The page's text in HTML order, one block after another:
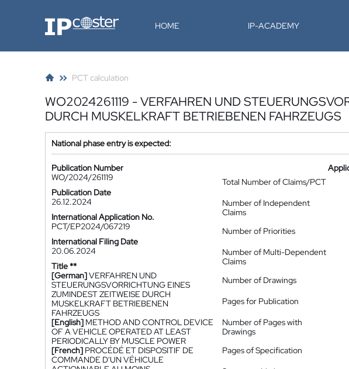
IP-Coster HOME IP-ACADEMY
PCT calculation
WO2024261119 - VERFAHREN UND
DURCH MUSKELKRAFT BETRIEBENEN FAHRZEUGS
National phase entry is expected:
Publication Number
WO/2024/261119
Publication Date
26.12.2024
International Application No.
PCT/EP2024/067219
International Filing Date
20.06.2024
Title **
[German]VERFAHREN UND
STEUERUNGSVORRICHTUNG EINES
ZUMINDEST ZEITWEISE DURCH
MUSKELKRAFT BETRIEBENEN
FAHRZEUGS
[English] METHOD AND CONTROL DEVICE
OF A VEHICLE OPERATED AT LEAST
PERIODICALLY BY MUSCLE POWER
[French] PROCÉDÉ ET DISPOSITIF DE
COMMANDE D'UN VÉHICULE
Total Number of Claims/PCT
Number of Independent
Claims
Number of Priorities
Number of Multi-Dependent
Claims
Number of Drawings
Pages for Publication
Number of Pages with
Drawings
Pages of Specification